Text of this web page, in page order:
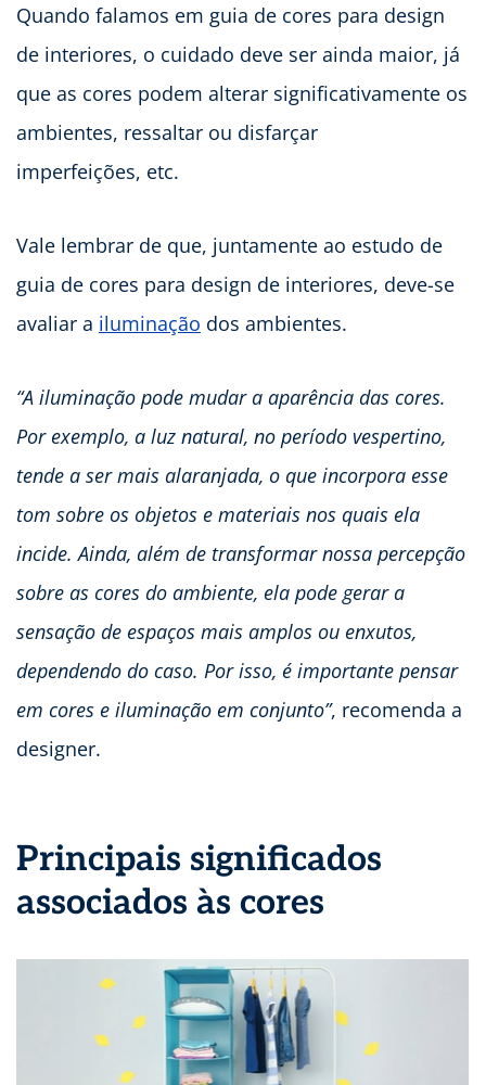
Quando falamos em guia de cores para design
de interiores, o cuidado deve ser ainda maior, já
que as cores podem alterar significativamente os
ambientes, ressaltar ou disfarçar
imperfeições, etc.
Vale lembrar de que, juntamente ao estudo de
guia de cores para design de interiores, deve-se
avaliar a iluminação dos ambientes.
“A iluminação pode mudar a aparência das cores.
Por exemplo, a luz natural, no período vespertino,
tende a ser mais alaranjada, o que incorpora esse
tom sobre os objetos e materiais nos quais ela
incide. Ainda, além de transformar nossa percepção
sobre as cores do ambiente, ela pode gerar a
sensação de espaços mais amplos ou enxutos,
dependendo do caso. Por isso, é importante pensar
em cores e iluminação em conjunto”, recomenda a
designer.
Principais significados
associados às cores